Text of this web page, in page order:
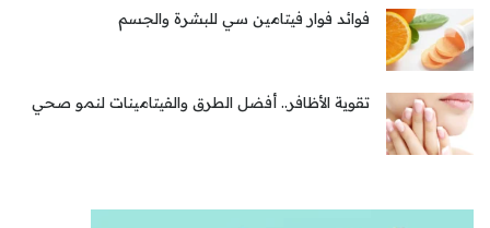
فوائد فوار فيتامين سي للبشرة والجسم
تقوية الأظافر.. أفضل الطرق والفيتامينات لنمو صحي